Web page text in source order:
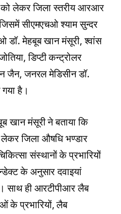
लेकर जिला स्तरीय आरआर
सीएमएचओ श्याम सुन्दर
डॉ. मेहबूब खान मंसूरी, श्वांस
डिप्टी कन्ट्रोलर
जैन, जनरल मेडिसीन डॉ.
है।
खान मंसूरी ने बताया कि
लेकर जिला औषधि भण्डार
संस्थानों के प्रभारियों
के अनुसार दवाइयां
साथ ही आरटीपीआर लैब
के प्रभारियों, लैब